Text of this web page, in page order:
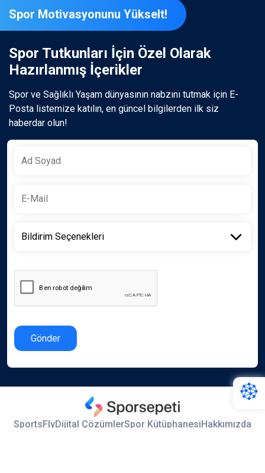
Spor Motivasyonunu Yükselt!
Spor Tutkunları İçin Özel Olarak
Hazırlanmış İçerikler
Spor ve Sağlıklı Yaşam dünyasının nabzını tutmak için E-
Posta listemize katılın, en güncel bilgilerden ilk siz
haberdar olun!
Gönder
SportsFlyDijital ÇözümlerSpor Kütüphanesi Hakkımızda